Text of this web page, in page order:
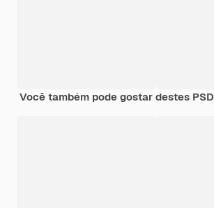
Você também pode gostar destes PSD